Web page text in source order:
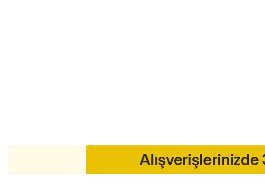
Alışverişlerinizde